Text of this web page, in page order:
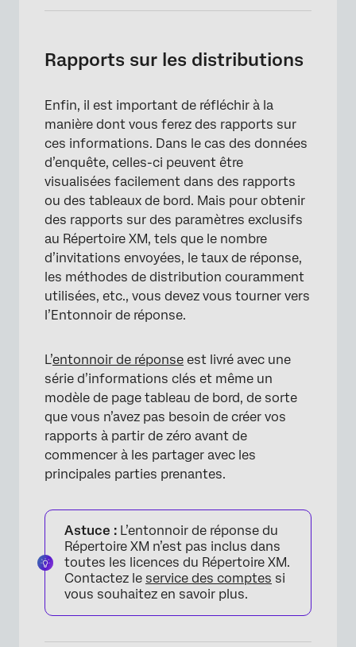
Rapports sur les distributions
Enfin, il est important de réfléchir à la
manière dont vous ferez des rapports sur
ces informations. Dans le cas des données
d’enquête, celles-ci peuvent être
visualisées facilement dans des rapports
ou des tableaux de bord. Mais pour obtenir
des rapports sur des paramètres exclusifs
au Répertoire XM, tels que le nombre
d’invitations envoyées, le taux de réponse,
les méthodes de distribution couramment
utilisées, etc., vous devez vous tourner vers
l’Entonnoir de réponse.
L’entonnoir de réponse est livré avec une
série d’informations clés et même un
modèle de page tableau de bord, de sorte
que vous n’avez pas besoin de créer vos
rapports à partir de zéro avant de
commencer à les partager avec les
principales parties prenantes.
Astuce : L’entonnoir de réponse du
Répertoire XM n’est pas inclus dans
toutes les licences du Répertoire XM.
Contactez le service des comptes si
vous souhaitez en savoir plus.